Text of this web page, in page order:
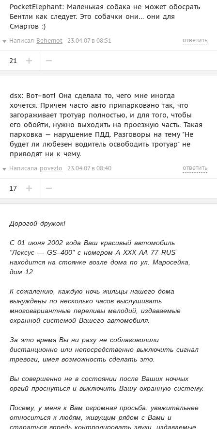
PocketElephant: Маленькая собака не может обосрать
Бентли как следует. Это собачки они… они для
Смартов :)
Написал Behemot 23.04.07 в 08:51 ответить
21
dsx: Вот–вот! Она сделала то, чего мне иногда
хочется. Причем часто авто припарковано так, что
загораживает тротуар полностью, и для того, чтобы
его обойти, нужно выходить на проезжую часть. Такая
парковка — нарушение ПДД. Разговоры на тему "Не
будет ли любезен водитель освободить тротуар" не
приводят ни к чему.
Написала povezlo 23.04.07 в 08:40 ответить
17
Дорогой дружок!
С 01 июня 2002 года Ваш красивый автомобиль
"Лексус — GS–400" с номером А ХХХ АА 77 RUS
находится на стоянке возле дома по ул. Маросейка,
дом 12.
К сожалению, каждую ночь жильцы нашего дома
вынуждены по несколько часов выслушивать
многовариантные переливы мелодий, издаваемые
охранной системой Вашего автомобиля.
За это время Вы ни разу не соблаговолили
дистанционно или непосредственно выключить сигнал
тревоги, имея возможность сделать это.
Вы совершенно не в состоянии после Ваших ночных
оргий проснуться и выключить Вашу охранную систему.
Посему, у меня к Вам огромная просьба: уважительнее
относиться к людям, живущим рядом с Вами и
стараться впредь контролировать звуки, издаваемые